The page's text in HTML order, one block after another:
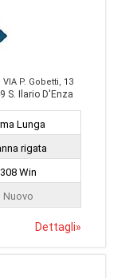
VIA P. Gobetti, 13
S. Ilario D'Enza
Lunga
rigata
308 Win
Nuovo
Dettagli»